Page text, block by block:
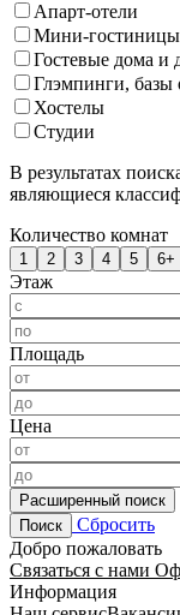
Апарт-отели
Мини-гостиницы
Гостевые дома и
Глэмпинги, базы
Хостелы
Студии
В результатах
являющиеся
Количество комнат
1 2 3 4 5 6+
Этаж
Площадь
Цена
Расширенный поиск
Поиск
Сбросить
Добро пожаловать
Связаться с нами
Информация